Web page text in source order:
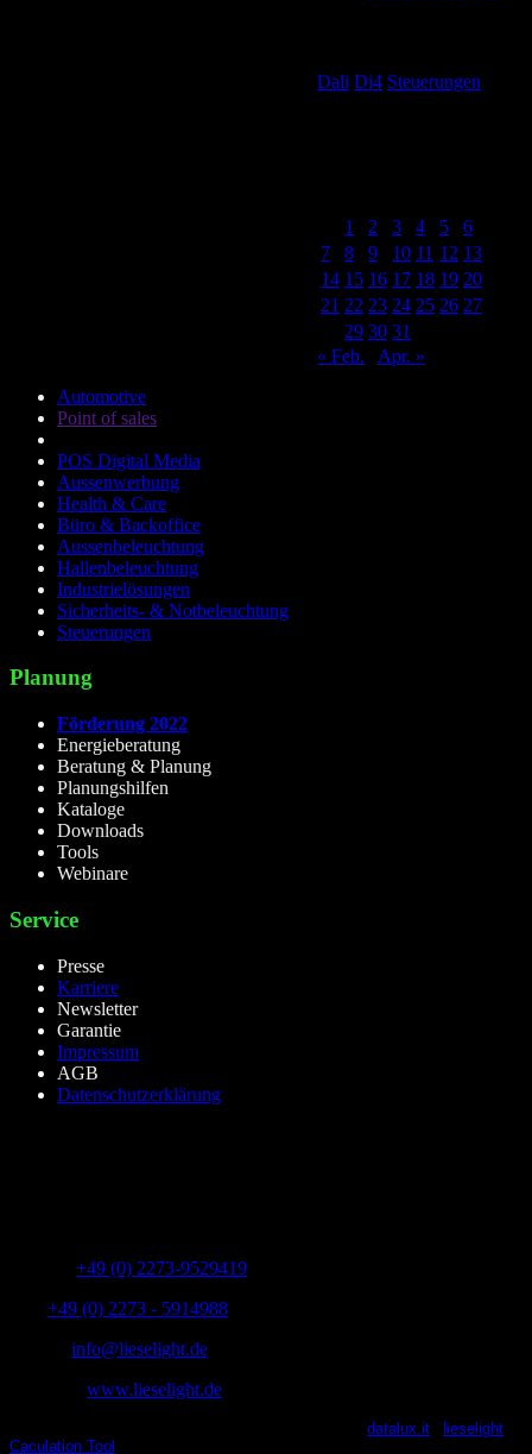
Dali Di4 Steuerungen
1
2 3 4 5
6
7
8 9 10 11 12 13
14 15 16 17 18 19 20
21 22 23 24 25 26 27
29 30 31
« Feb.
Apr. »
Automotive
Point of sales
POS Digital Media
Aussenwerbung
Health & Care
Büro & Backoffice
Aussenbeleuchtung
Hallenbeleuchtung
Industrielösungen
Sicherheits- & Notbeleuchtung
Steuerungen
Planung
Förderung 2022
Energieberatung
Beratung & Planung
Planungshilfen
Kataloge
Downloads
Tools
Webinare
Service
Presse
Karriere
Newsletter
Garantie
Impressum
AGB
Datenschutzerklärung
+49 (0) 2273-9529419
+49 (0) 2273 - 5914988
info@lieselight.de
www.lieselight.de
datalux.it
lieselight
Caculation Tool